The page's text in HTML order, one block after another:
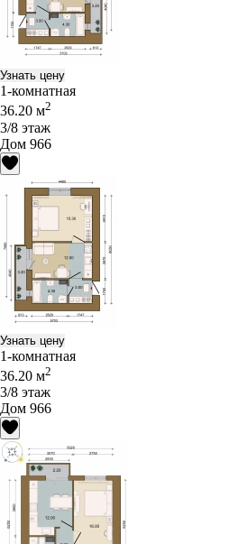
Узнать цену
1-комнатная
36.20 м2
3/8 этаж
Дом 966
Узнать цену
1-комнатная
36.20 м2
3/8 этаж
Дом 966